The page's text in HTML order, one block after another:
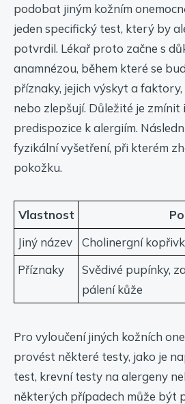
podobat jiným kožním
jeden specifický test, který by
potvrdil. Lékař proto začne s
anamnézou, během které se
příznaky, jejich výskyt a
nebo zlepšují. Důležité je
predispozice k alergiím.
fyzikální vyšetření, při kterém
pokožku.
Vlastnost
Jiný název
Cholinergní
Příznaky
Svědivé pupínky,
pálení kůže
Pro vyloučení jiných kožních
provést některé testy, jako je
test, krevní testy na alergeny
některých případech může být